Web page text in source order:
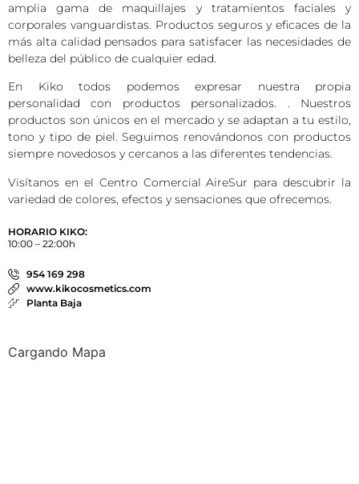
amplia gama de maquillajes y tratamientos faciales y
corporales vanguardistas. Productos seguros y eficaces de la
más alta calidad pensados para satisfacer las necesidades de
belleza del público de cualquier edad.
En Kiko todos podemos expresar nuestra propia
personalidad con productos personalizados. . Nuestros
productos son únicos en el mercado y se adaptan a tu estilo,
tono y tipo de piel. Seguimos renovándonos con productos
siempre novedosos y cercanos a las diferentes tendencias.
Visítanos en el Centro Comercial AireSur para descubrir la
variedad de colores, efectos y sensaciones que ofrecemos.
HORARIO KIKO:
10:00 – 22:00h
954 169 298
www.kikocosmetics.com
Planta Baja
Cargando Mapa